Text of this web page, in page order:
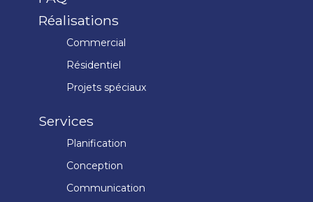
Réalisations
Commercial
Résidentiel
Projets spéciaux
Services
Planification
Conception
Communication